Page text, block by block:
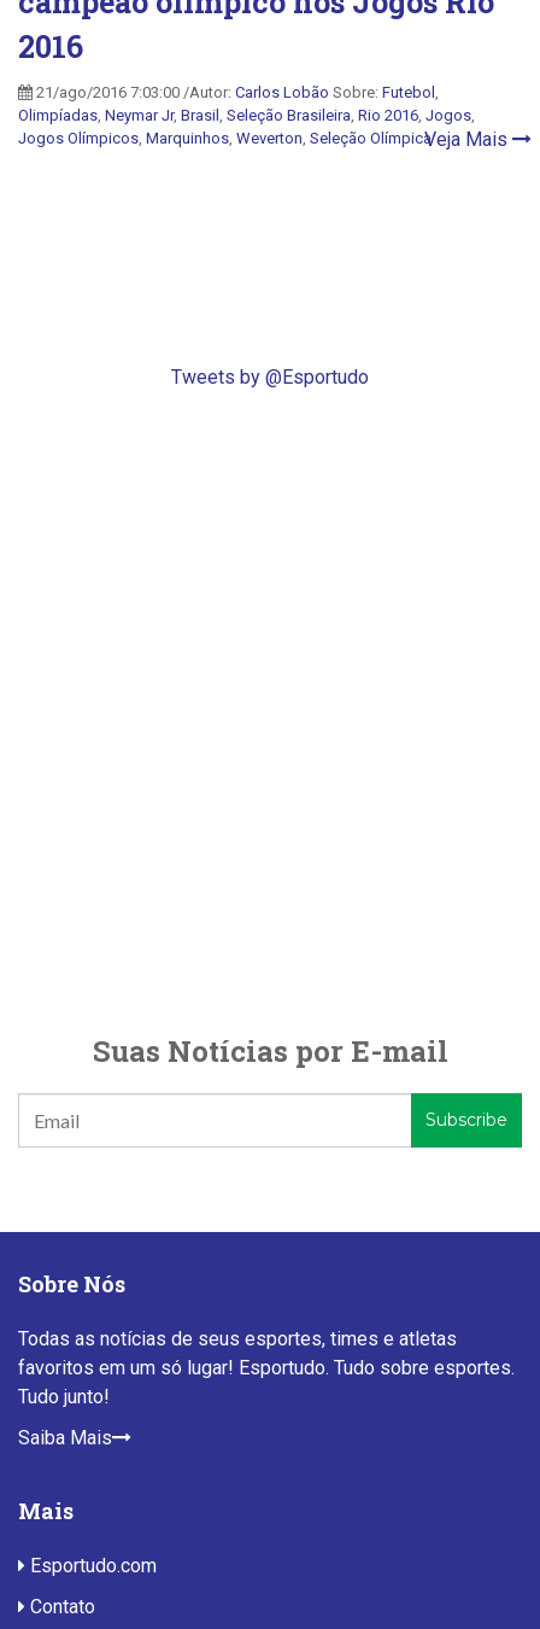
2016
21/ago/2016 7:03:00 /Autor: Carlos Lobão Sobre: Futebol
Olimpíadas Neymar Jr, Brasil Seleção Brasileira Rio 2016 Jogos
Jogos Olímpicos Marquinhos Weverton Seleção OlímpicaVeja Mais
Tweets by @Esportudo
Suas Notícias por E-mail
Sobre Nós
Todas as notícias de seus esportes, times e atletas
favoritos em um só lugar! Esportudo. Tudo sobre esportes.
Tudo junto!
Saiba Mais
Mais
Esportudo.com
Contato